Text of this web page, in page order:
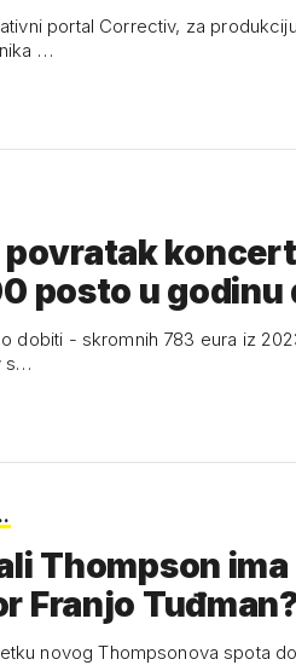
portal Correctiv, za
…
posto u godinu
dobiti - skromnih 783 eura iz
s…
Thompson
Franjo
novog Thompsonova spota